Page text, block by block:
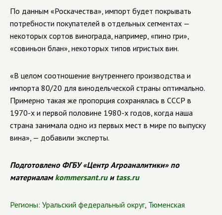
По данным «Роскачества», импорт будет покрывать
потребности покупателей в отдельных сегментах —
некоторых сортов винограда, например, «пино гри»,
«совиньон блан», некоторых типов игристых вин.
«В целом соотношение внутреннего производства и
импорта 80/20 для винодельческой страны оптимально.
Примерно такая же пропорция сохранялась в СССР в
1970-х и первой половине 1980-х годов, когда наша
страна занимала одно из первых мест в мире по выпуску
вина», — добавили эксперты.
Подготовлено ФГБУ «Центр Агроаналитики» по
материалам kommersant.ruи tass.ru
Регионы: Уральский федеральный округ, Тюменская